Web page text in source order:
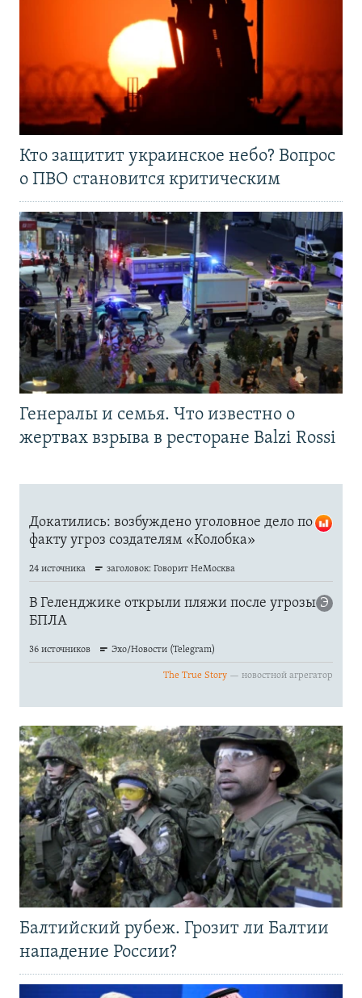
Кто защитит украинское небо? Вопрос
о ПВО становится критическим
Генералы и семья. Что известно о
жертвах взрыва в ресторане Balzi Rossi
Балтийский рубеж. Грозит ли Балтии
нападение России?